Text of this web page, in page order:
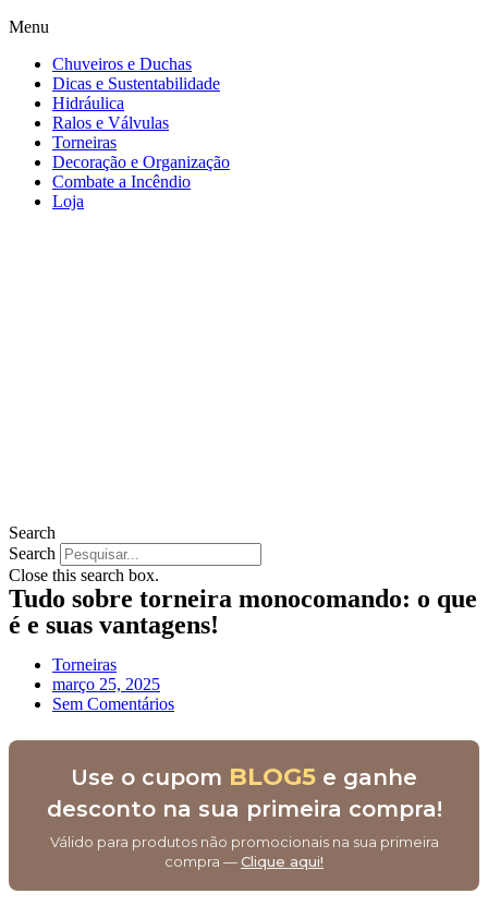
Menu
Chuveiros e Duchas
Dicas e Sustentabilidade
Hidráulica
Ralos e Válvulas
Torneiras
Decoração e Organização
Combate a Incêndio
Loja
Search
Search
Close this search box.
Tudo sobre torneira monocomando: o que
é e suas vantagens!
Torneiras
março 25, 2025
Sem Comentários
Use o cupom BLOG5 e ganhe
desconto na sua primeira compra!
Válido para produtos não promocionais na sua primeira
compra —Clique aqui!